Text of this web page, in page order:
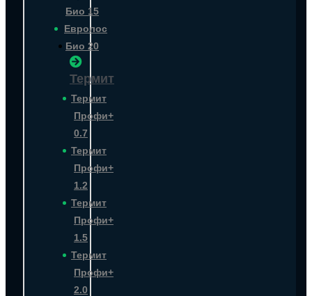
Био 15
Евролос
Био 20
Термит
Термит
Профи+
0.7
Термит
Профи+
1.2
Термит
Профи+
1.5
Термит
Профи+
2.0